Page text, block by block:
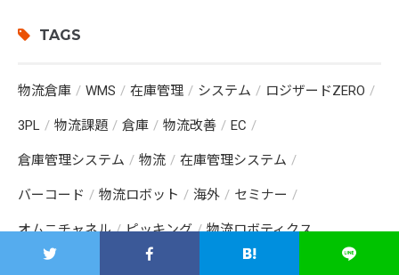
TAGS
物流倉庫 WMS 在庫管理 システム ロジザードZERO
3PL 物流課題 倉庫 物流改善 EC
倉庫管理システム 物流 在庫管理システム
バーコード 物流ロボット 海外 セミナー
オムニチャネル ピッキング 物流ロボティクス